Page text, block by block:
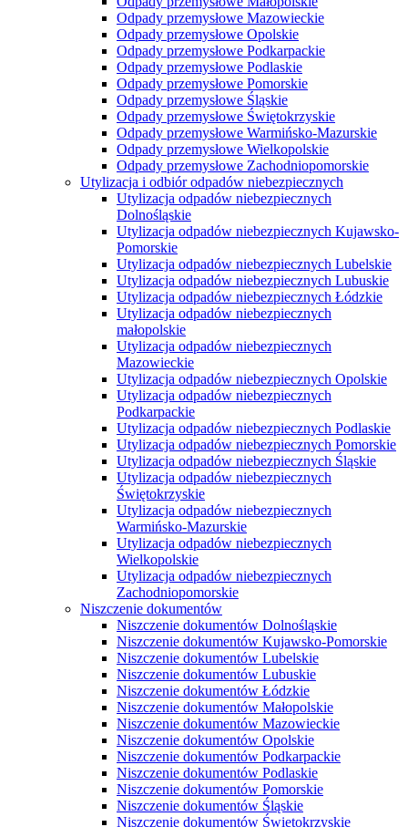
Odpady przemysłowe Mazowieckie
Odpady przemysłowe Opolskie
Odpady przemysłowe Podkarpackie
Odpady przemysłowe Podlaskie
Odpady przemysłowe Pomorskie
Odpady przemysłowe Śląskie
Odpady przemysłowe Świętokrzyskie
Odpady przemysłowe Warmińsko-Mazurskie
Odpady przemysłowe Wielkopolskie
Odpady przemysłowe Zachodniopomorskie
Utylizacja i odbiór odpadów niebezpiecznych
Utylizacja odpadów niebezpiecznych
Dolnośląskie
Utylizacja odpadów niebezpiecznych Kujawsko-
Pomorskie
Utylizacja odpadów niebezpiecznych Lubelskie
Utylizacja odpadów niebezpiecznych Lubuskie
Utylizacja odpadów niebezpiecznych Łódzkie
Utylizacja odpadów niebezpiecznych
małopolskie
Utylizacja odpadów niebezpiecznych
Mazowieckie
Utylizacja odpadów niebezpiecznych Opolskie
Utylizacja odpadów niebezpiecznych
Podkarpackie
Utylizacja odpadów niebezpiecznych Podlaskie
Utylizacja odpadów niebezpiecznych Pomorskie
Utylizacja odpadów niebezpiecznych Śląskie
Utylizacja odpadów niebezpiecznych
Świętokrzyskie
Utylizacja odpadów niebezpiecznych
Warmińsko-Mazurskie
Utylizacja odpadów niebezpiecznych
Wielkopolskie
Utylizacja odpadów niebezpiecznych
Zachodniopomorskie
Niszczenie dokumentów
Niszczenie dokumentów Dolnośląskie
Niszczenie dokumentów Kujawsko-Pomorskie
Niszczenie dokumentów Lubelskie
Niszczenie dokumentów Lubuskie
Niszczenie dokumentów Łódzkie
Niszczenie dokumentów Małopolskie
Niszczenie dokumentów Mazowieckie
Niszczenie dokumentów Opolskie
Niszczenie dokumentów Podkarpackie
Niszczenie dokumentów Podlaskie
Niszczenie dokumentów Pomorskie
Niszczenie dokumentów Śląskie
Niszczenie dokumentów Świętokrzyskie